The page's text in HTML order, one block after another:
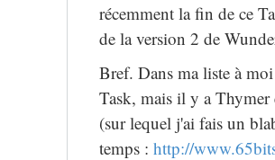
récemment la fin de ce
de la version 2 de
Bref. Dans ma liste à
Task, mais il y a Thymer
(sur lequel j'ai fais un
temps : http://